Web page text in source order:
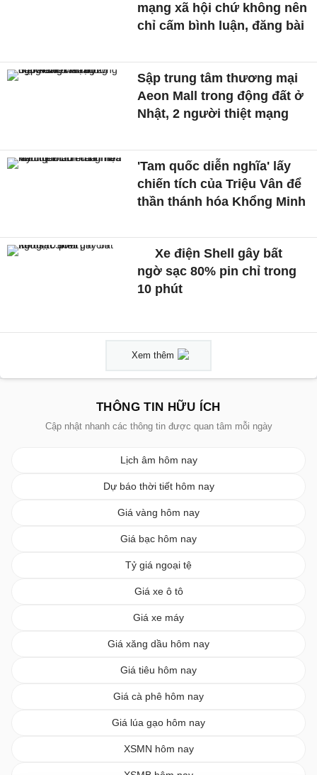
mạng xã hội chứ không nên
chỉ cấm bình luận, đăng bài
Sập trung tâm thương mại
Aeon Mall trong động đất ở
Nhật, 2 người thiệt mạng
'Tam quốc diễn nghĩa' lấy
chiến tích của Triệu Vân để
thần thánh hóa Khổng Minh
Xe điện Shell gây bất
ngờ sạc 80% pin chỉ trong
10 phút
Xem thêm
THÔNG TIN HỮU ÍCH
Cập nhật nhanh các thông tin được quan tâm mỗi ngày
Lịch âm hôm nay
Dự báo thời tiết hôm nay
Giá vàng hôm nay
Giá bạc hôm nay
Tỷ giá ngoại tệ
Giá xe ô tô
Giá xe máy
Giá xăng dầu hôm nay
Giá tiêu hôm nay
Giá cà phê hôm nay
Giá lúa gạo hôm nay
XSMN hôm nay